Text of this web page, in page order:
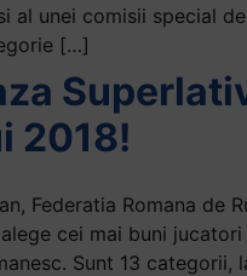
al unei comisii special
[…]
2018!
Federatia Romana de
cei mai buni
Sunt 13 categorii,